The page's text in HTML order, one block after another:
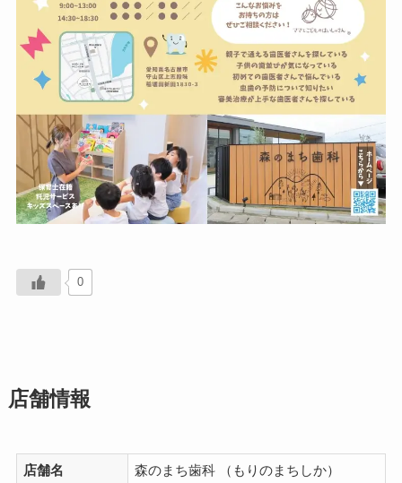
0
店舗情報
店舗名 森のまち歯科 （もりのまちしか）